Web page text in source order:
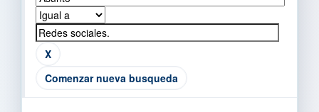
Comenzar nueva busqueda